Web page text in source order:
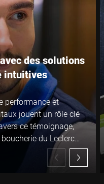
des solutions
intuitives
performance et
jouent un rôle clé
ce témoignage,
du Leclerc
sur l’utilisation
intuitives, pensées
et répondre aux